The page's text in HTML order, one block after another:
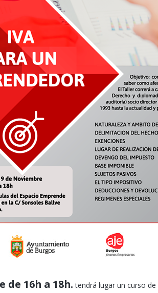
de 16h a 18h. tendrá lugar un curso de